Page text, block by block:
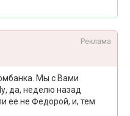
Реклама
Мы с Вами
да, неделю назад
её не Федорой, и, тем